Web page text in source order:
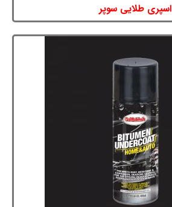
اسپری طلایی سوپر